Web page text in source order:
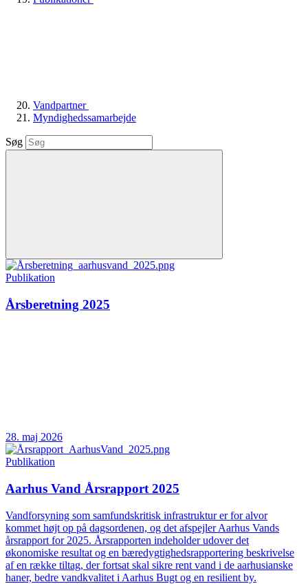
Vandpartner
Myndighedssamarbejde
Søg
Publikation
Årsberetning 2025
28. maj 2026
Publikation
Aarhus Vand Årsrapport 2025
Vandforsyning som samfundskritisk infrastruktur er for alvor
kommet højt op på dagsordenen, og det afspejler Aarhus Vands
årsrapport for 2025. Årsrapporten indeholder udover det
økonomiske resultat og en bæredygtighedsrapportering beskrivelse
af en række tiltag, der fortsat skal sikre rent vand i de aarhusianske
haner, bedre vandkvalitet i Aarhus Bugt og en resilient by.